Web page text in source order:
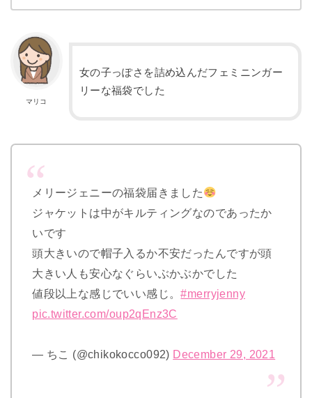
マリコ
女の子っぽさを詰め込んだフェミニンガー
リーな福袋でした
メリージェニーの福袋届きました
ジャケットは中がキルティングなのであったか
いです
頭大きいので帽子入るか不安だったんですが頭
大きい人も安心なぐらいぶかぶかでした
値段以上な感じでいい感じ。#merryjenny
pic.twitter.com/oup2qEnz3C
— ちこ (@chikokocco092) December 29, 2021